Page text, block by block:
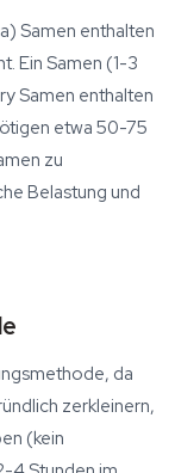
Samen enthalten
Ein Samen (1-3
Samen enthalten
etwa 50-75
zu
Belastung und
da
zerkleinern,
(kein